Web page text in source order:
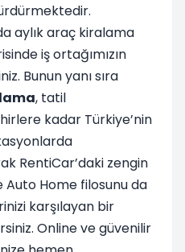
aylık araç kiralama
iş ortağımızın
Bunun yanı sıra
, tatil
kadar Türkiye’nin
RentiCar’daki zengin
Home filosunu da
karşılayan bir
Online ve güvenilir